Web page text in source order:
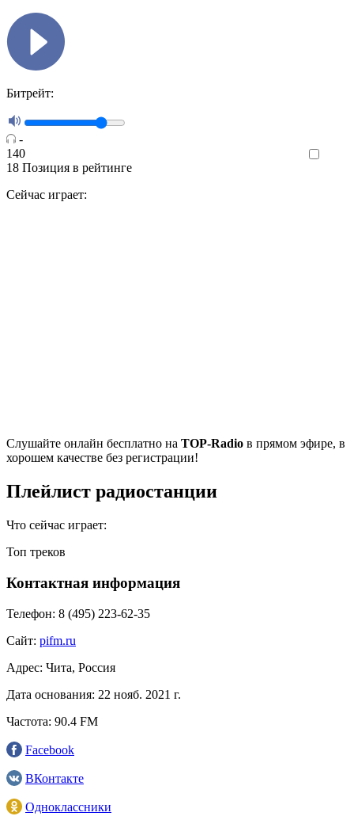
Битрейт:
-
140
18 Позиция в рейтинге
Сейчас играет:
Cлушайте онлайн бесплатно на TOP-Radio в прямом эфире, в
хорошем качестве без регистрации!
Плейлист радиостанции
Что сейчас играет:
Топ треков
Контактная информация
Телефон: 8 (495) 223-62-35
Сайт: pifm.ru
Адрес: Чита, Россия
Дата основания: 22 нояб. 2021 г.
Частота: 90.4 FM
Facebook
ВКонтакте
Одноклассники